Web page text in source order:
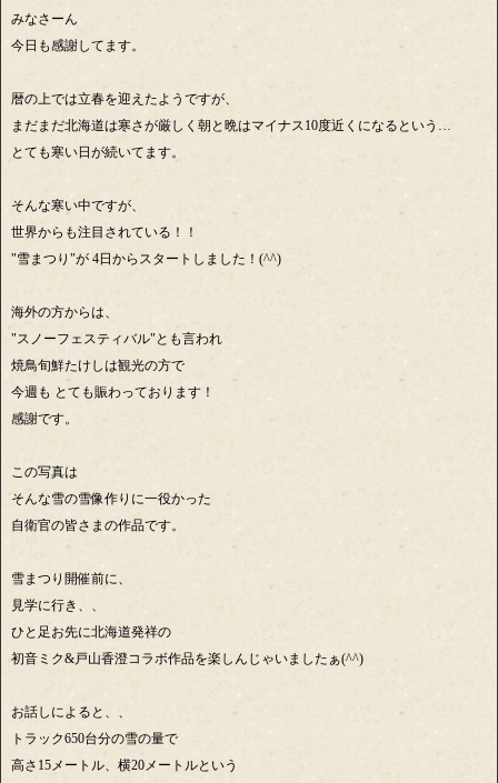
みなさーん
今日も感謝してます。
暦の上では立春を迎えたようですが、
まだまだ北海道は寒さが厳しく朝と晩はマイナス10度近くになるという…
とても寒い日が続いてます。
そんな寒い中ですが、
世界からも注目されている！！
"雪まつり"が 4日からスタートしました！(^^)
海外の方からは、
"スノーフェスティバル"とも言われ
焼鳥旬鮮たけしは観光の方で
今週も とても賑わっております！
感謝です。
この写真は
そんな雪の雪像作りに一役かった
自衛官の皆さまの作品です。
雪まつり開催前に、
見学に行き、、
ひと足お先に北海道発祥の
初音ミク&戸山香澄コラボ作品を楽しんじゃいましたぁ(^^)
お話しによると、、
トラック650台分の雪の量で
高さ15メートル、横20メートルという